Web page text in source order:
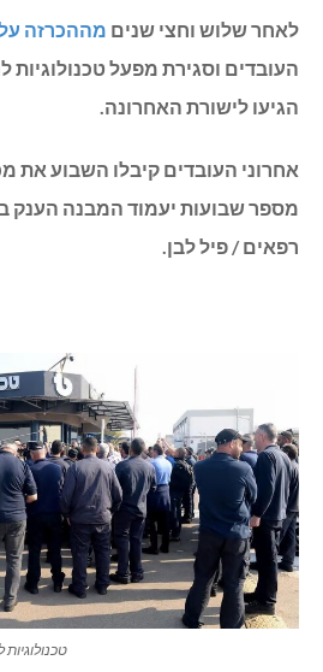
לאחר שלוש וחצי שנים מההכרזה
הגיעו לישורת האחרונה.
אחרוני העובדים קיבלו השבוע את
מספר שבועות יעמוד המבנה הענק
רפאים / פיל לבן.